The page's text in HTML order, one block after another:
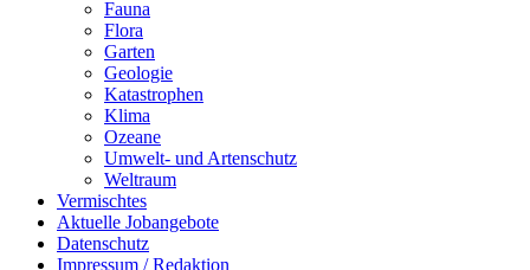
Fauna
Flora
Garten
Geologie
Katastrophen
Klima
Ozeane
Umwelt- und Artenschutz
Weltraum
Vermischtes
Aktuelle Jobangebote
Datenschutz
Impressum / Redaktion